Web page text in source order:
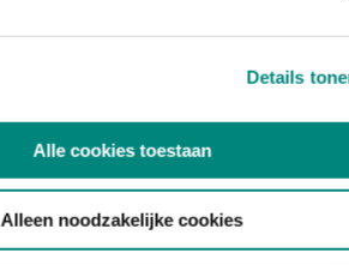
Details
Alle cookies toestaan
Alleen noodzakelijke cookies